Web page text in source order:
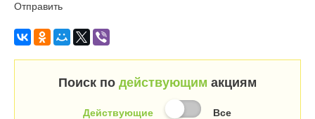
Отправить
Поиск по действующим акциям
Действующие Все